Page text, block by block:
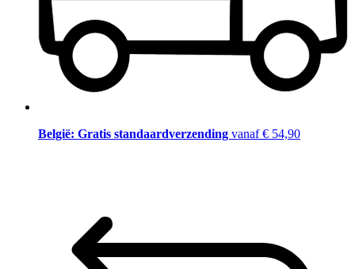
België: Gratis standaardverzending vanaf € 54,90